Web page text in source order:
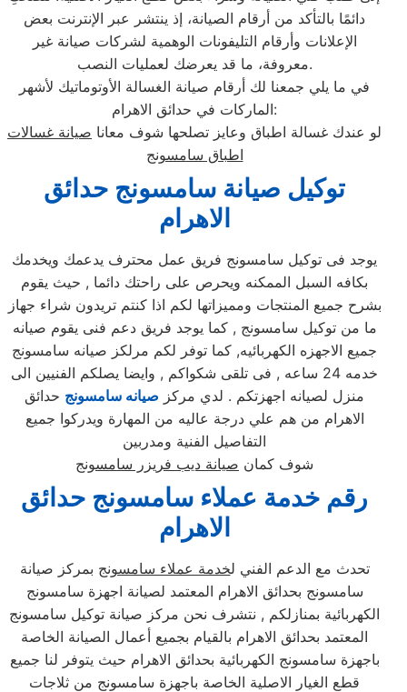
دائمًا بالتأكد من أرقام الصيانة، إذ ينتشر عبر الإنترنت بعض
الإعلانات وأرقام التليفونات الوهمية لشركات صيانة غير
معروفة، ما قد يعرضك لعمليات النصب.
في ما يلي جمعنا لك أرقام صيانة الغسالة الأوتوماتيك لأشهر
الماركات في حدائق الاهرام:
لو عندك غسالة اطباق وعايز تصلحها شوف معانا صيانة غسالات
اطباق سامسونج
توكيل صيانة سامسونج حدائق
الاهرام
يوجد فى توكيل سامسونج فريق عمل محترف يدعمك ويخدمك
بكافه السبل الممكنه ويحرص على راحتك دائما , حيث يقوم
بشرح جميع المنتجات ومميزاتها لكم اذا كنتم تريدون شراء جهاز
ما من توكيل سامسونج , كما يوجد فريق دعم فنى يقوم صيانه
جميع الاجهزه الكهربائيه, كما توفر لكم مرلكز صيانه سامسونج
خدمه 24 ساعه , فى تلقى شكواكم , وايضا يصلكم الفنيين الى
منزل لصيانه اجهزتكم . لدي مركز صيانه سامسونج حدائق
الاهرام من هم علي درجة عاليه من المهارة ويدركوا جميع
التفاصيل الفنية ومدربين
شوف كمان صيانة ديب فريزر سامسونج
رقم خدمة عملاء سامسونج حدائق
الاهرام
تحدث مع الدعم الفني لخدمة عملاء سامسونج بمركز صيانة
سامسونج بحدائق الاهرام المعتمد لصيانة اجهزة سامسونج
الكهربائية بمنازلكم , نتشرف نحن مركز صيانة توكيل سامسونج
المعتمد بحدائق الاهرام بالقيام بجميع أعمال الصيانة الخاصة
باجهزة سامسونج الكهربائية بحدائق الاهرام حيث يتوفر لنا جميع
قطع الغيار الاصلية الخاصة باجهزة سامسونج من ثلاجات